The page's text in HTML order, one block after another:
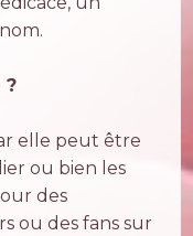
?
elle peut être
ou bien les
des
ou des fans sur